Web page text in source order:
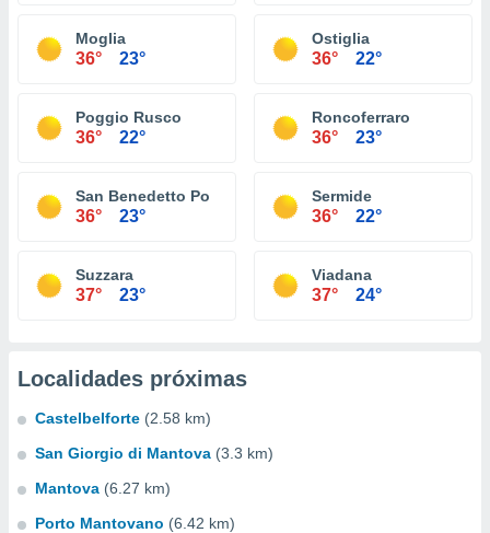
Moglia
36° 23°
Ostiglia
36° 22°
Poggio Rusco
36° 22°
Roncoferraro
36° 23°
San Benedetto Po
36° 23°
Sermide
36° 22°
Suzzara
37° 23°
Viadana
37° 24°
Localidades próximas
Castelbelforte (2.58 km)
San Giorgio di Mantova (3.3 km)
Mantova (6.27 km)
Porto Mantovano (6.42 km)